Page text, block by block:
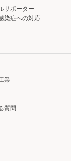
サポーター
染症への対応
業
質問